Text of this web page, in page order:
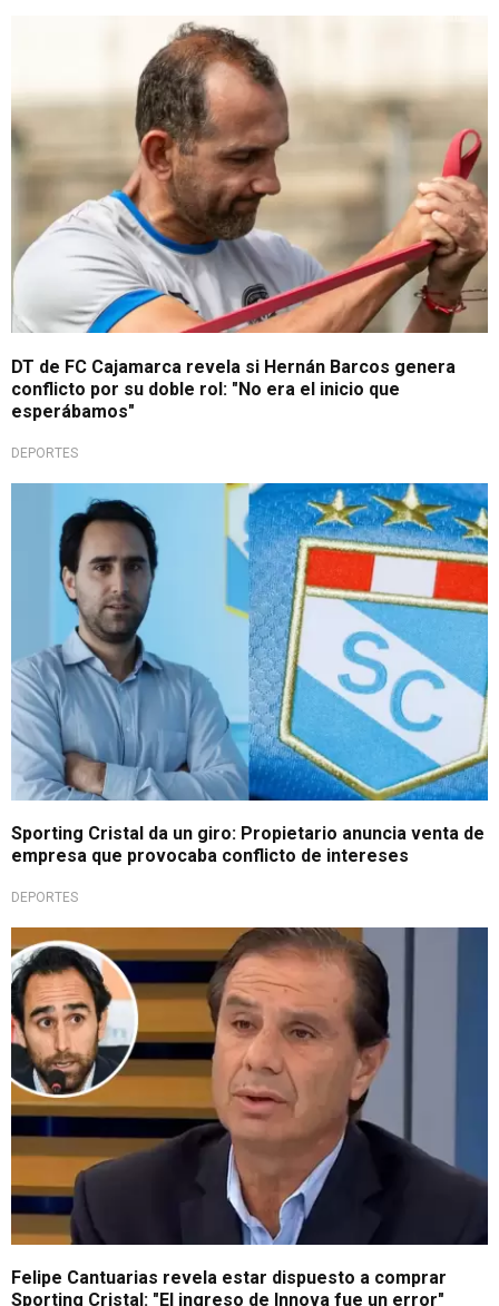
DT de FC Cajamarca revela si Hernán Barcos genera
conflicto por su doble rol: "No era el inicio que
esperábamos"
DEPORTES
No va más
Sporting Cristal da un giro: Propietario anuncia venta de
empresa que provocaba conflicto de intereses
DEPORTES
¿Será la salvación?
Felipe Cantuarias revela estar dispuesto a comprar
Sporting Cristal: "El ingreso de Innova fue un error"